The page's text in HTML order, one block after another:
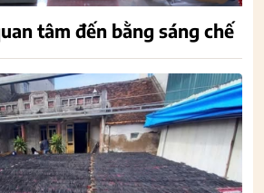
tâm đến bằng sáng chế